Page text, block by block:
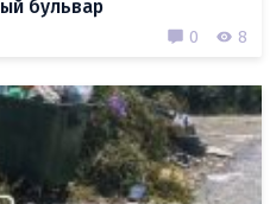
бульвар
0 8